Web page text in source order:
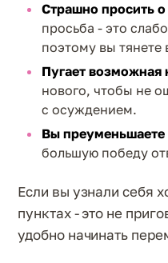
Страшно просить
просьба - это
поэтому вы тянете
Пугает возможная
нового, чтобы не
с осуждением.
Вы преуменьшаете
большую победу
Если вы узнали себя
пунктах - это не
удобно начинать